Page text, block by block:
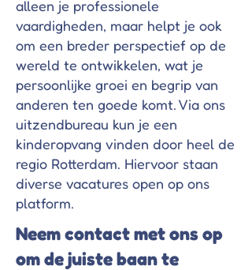
alleen je professionele
vaardigheden, maar helpt je ook
om een breder perspectief op de
wereld te ontwikkelen, wat je
persoonlijke groei en begrip van
anderen ten goede komt. Via ons
uitzendbureau kun je een
kinderopvang vinden door heel de
regio Rotterdam. Hiervoor staan
diverse vacatures open op ons
platform.
Neem contact met ons op
om de juiste baan te